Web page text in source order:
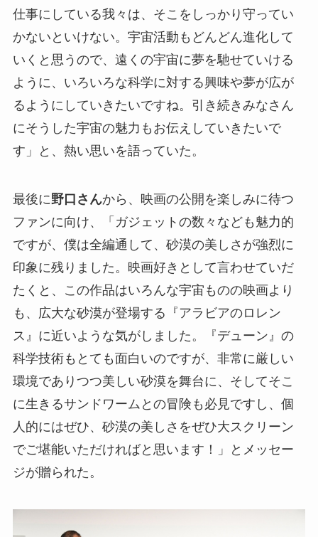
仕事にしている我々は、そこをしっかり守ってい
かないといけない。宇宙活動もどんどん進化して
いくと思うので、遠くの宇宙に夢を馳せていける
ように、いろいろな科学に対する興味や夢が広が
るようにしていきたいですね。引き続きみなさん
にそうした宇宙の魅力もお伝えしていきたいで
す」と、熱い思いを語っていた。
最後に野口さんから、映画の公開を楽しみに待つ
ファンに向け、「ガジェットの数々なども魅力的
ですが、僕は全編通して、砂漠の美しさが強烈に
印象に残りました。映画好きとして言わせていだ
たくと、この作品はいろんな宇宙ものの映画より
も、広大な砂漠が登場する『アラビアのロレン
ス』に近いような気がしました。『デューン』の
科学技術もとても面白いのですが、非常に厳しい
環境でありつつ美しい砂漠を舞台に、そしてそこ
に生きるサンドワームとの冒険も必見ですし、個
人的にはぜひ、砂漠の美しさをぜひ大スクリーン
でご堪能いただければと思います！」とメッセー
ジが贈られた。